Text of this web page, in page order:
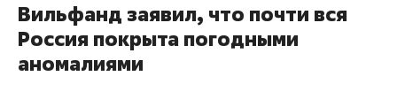
Вильфанд заявил, что почти вся
Россия покрыта погодными
аномалиями